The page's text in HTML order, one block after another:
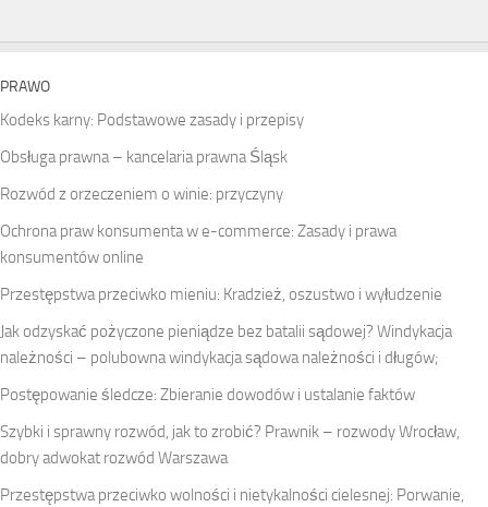
PRAWO
Kodeks karny: Podstawowe zasady i przepisy
Obsługa prawna – kancelaria prawna Śląsk
Rozwód z orzeczeniem o winie: przyczyny
Ochrona praw konsumenta w e-commerce: Zasady i prawa
konsumentów online
Przestępstwa przeciwko mieniu: Kradzież, oszustwo i wyłudzenie
Jak odzyskać pożyczone pieniądze bez batalii sądowej? Windykacja
należności – polubowna windykacja sądowa należności i długów;
Postępowanie śledcze: Zbieranie dowodów i ustalanie faktów
Szybki i sprawny rozwód, jak to zrobić? Prawnik – rozwody Wrocław,
dobry adwokat rozwód Warszawa
Przestępstwa przeciwko wolności i nietykalności cielesnej: Porwanie,